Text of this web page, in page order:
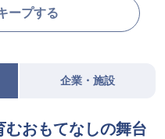
ープする
企業・施設
むおもてなしの舞台